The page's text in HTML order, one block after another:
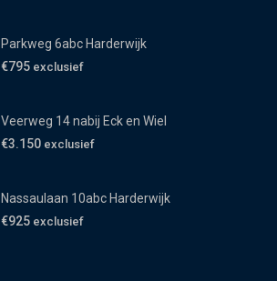
Parkweg 6abc Harderwijk
€795 exclusief
Veerweg 14 nabij Eck en Wiel
€3.150 exclusief
Nassaulaan 10abc Harderwijk
€925 exclusief